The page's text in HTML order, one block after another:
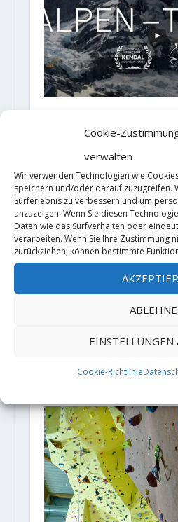
Cookie-
verwalten
Wir verwenden Technologien wie
speichern und/oder darauf zuzugreifen.
Surferlebnis zu verbessern und um
anzuzeigen. Wenn Sie diesen
Daten wie das Surfverhalten oder
verarbeiten. Wenn Sie Ihre Zustimmung
zurückziehen, können bestimmte
EINSTELLUNGEN
Cookie-Richtlinie
Dokumentarfilm von
Letzter Lead-